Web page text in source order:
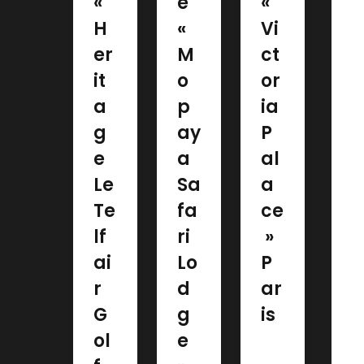
H
er
it
a
g
e
Le
Te
lf
ai
r
G
ol
«
M
o
p
ay
a
Sa
fa
ri
Lo
d
g
e
Vi
ct
or
ia
P
al
a
ce
»
P
ar
is